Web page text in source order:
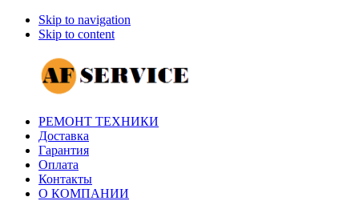
Skip to navigation
Skip to content
РЕМОНТ ТЕХНИКИ
Доставка
Гарантия
Оплата
Контакты
О КОМПАНИИ